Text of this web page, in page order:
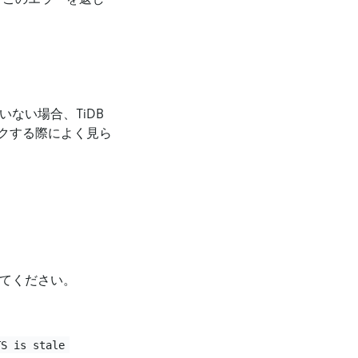
ない場合、TiDB
する際によく見ら
ください。
is stale